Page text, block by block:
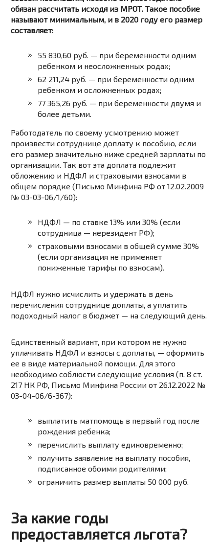
обязан рассчитать исходя из МРОТ. Такое пособие
называют минимальным, и в 2020 году его размер
составляет:
55 830,60 руб. — при беременности одним
ребенком и неосложненных родах;
62 211,24 руб. — при беременности одним
ребенком и осложненных родах;
77 365,26 руб. — при беременности двумя и
более детьми.
Работодатель по своему усмотрению может
произвести сотруднице доплату к пособию, если
его размер значительно ниже средней зарплаты по
организации. Так вот эта доплата подлежит
обложению и НДФЛ и страховыми взносами в
общем порядке (Письмо Минфина РФ от 12.02.2009
№ 03-03-06/1/60):
НДФЛ — по ставке 13% или 30% (если
сотрудница — нерезидент РФ);
страховыми взносами в общей сумме 30%
(если организация не применяет
пониженные тарифы по взносам).
НДФЛ нужно исчислить и удержать в день
перечисления сотруднице доплаты, а уплатить
подоходный налог в бюджет — на следующий день.
Единственный вариант, при котором не нужно
уплачивать НДФЛ и взносы с доплаты, — оформить
ее в виде материальной помощи. Для этого
необходимо соблюсти следующие условия (п. 8 ст.
217 НК РФ, Письмо Минфина России от 26.12.2022 №
03-04-06/6-367):
выплатить матпомощь в первый год после
рождения ребенка;
перечислить выплату единовременно;
получить заявление на выплату пособия,
подписанное обоими родителями;
ограничить размер выплаты 50 000 руб.
За какие годы
предоставляется льгота?